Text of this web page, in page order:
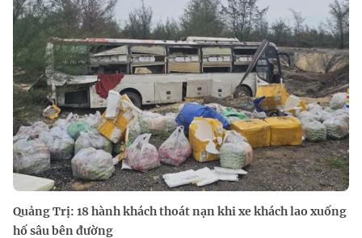
Quảng Trị: 18 hành khách thoát nạn khi xe khách lao xuống
hố sâu bên đường